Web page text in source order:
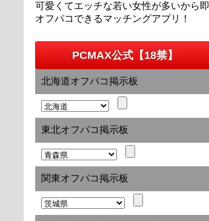
可愛くてエッチな若い女性が多いから即
オフパコできるマッチングアプリ！
PCMAX公式【18禁】
北海道オフパコ掲示板
東北オフパコ掲示板
関東オフパコ掲示板